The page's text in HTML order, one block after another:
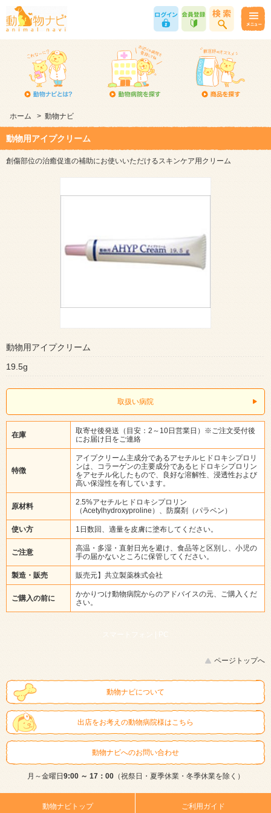
ホーム > 動物ナビ
動物用アイプクリーム
創傷部位の治癒促進の補助にお使いいただけるスキンケア用クリーム
動物用アイプクリーム
19.5g
取扱い病院
在庫
取寄せ後発送（目安：2～10日営業日）※ご注文受付後
にお届け日をご連絡
特徴
アイプクリーム主成分であるアセチルヒドロキシプロリ
ンは、コラーゲンの主要成分であるヒドロキシプロリン
をアセチル化したもので、良好な溶解性、浸透性および
高い保湿性を有しています。
原材料
2.5%アセチルヒドロキシプロリン
（Acetylhydroxyproline）、防腐剤（パラベン）
使い方 1日数回、適量を皮膚に塗布してください。
ご注意
高温・多湿・直射日光を避け、食品等と区別し、小児の
手の届かないところに保管してください。
製造・販売 販売元】共立製薬株式会社
ご購入の前に
かかりつけ動物病院からのアドバイスの元、ご購入くだ
さい。
スマートフォン | PC
ページトップへ
動物ナビについて
出店をお考えの動物病院様はこちら
動物ナビへのお問い合わせ
月～金曜日 9:00 ～ 17：00（祝祭日・夏季休業・冬季休業を除く）
動物ナビトップ ご利用ガイド